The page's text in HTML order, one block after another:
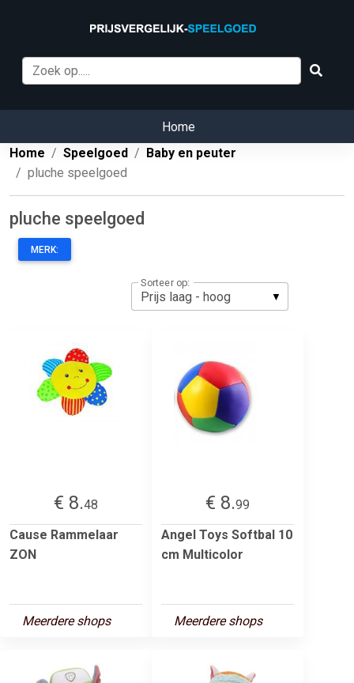
Home
Home
Speelgoed
Baby en peuter
pluche speelgoed
pluche speelgoed
MERK:
Sorteer op:
€ 8.48
Cause Rammelaar
ZON
Meerdere shops
€ 8.99
Angel Toys Softbal 10
cm Multicolor
Meerdere shops